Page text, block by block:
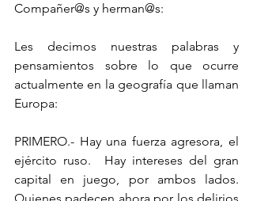
Compañer@s y herman@s:
Les decimos nuestras palabras y
pensamientos sobre lo que ocurre
actualmente en la geografía que llaman
Europa:
PRIMERO.- Hay una fuerza agresora, el
ejército ruso.  Hay intereses del gran
capital en juego, por ambos lados.